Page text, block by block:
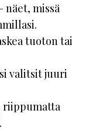
näet, missä
tuoton tai
valitsit juuri
riippumatta